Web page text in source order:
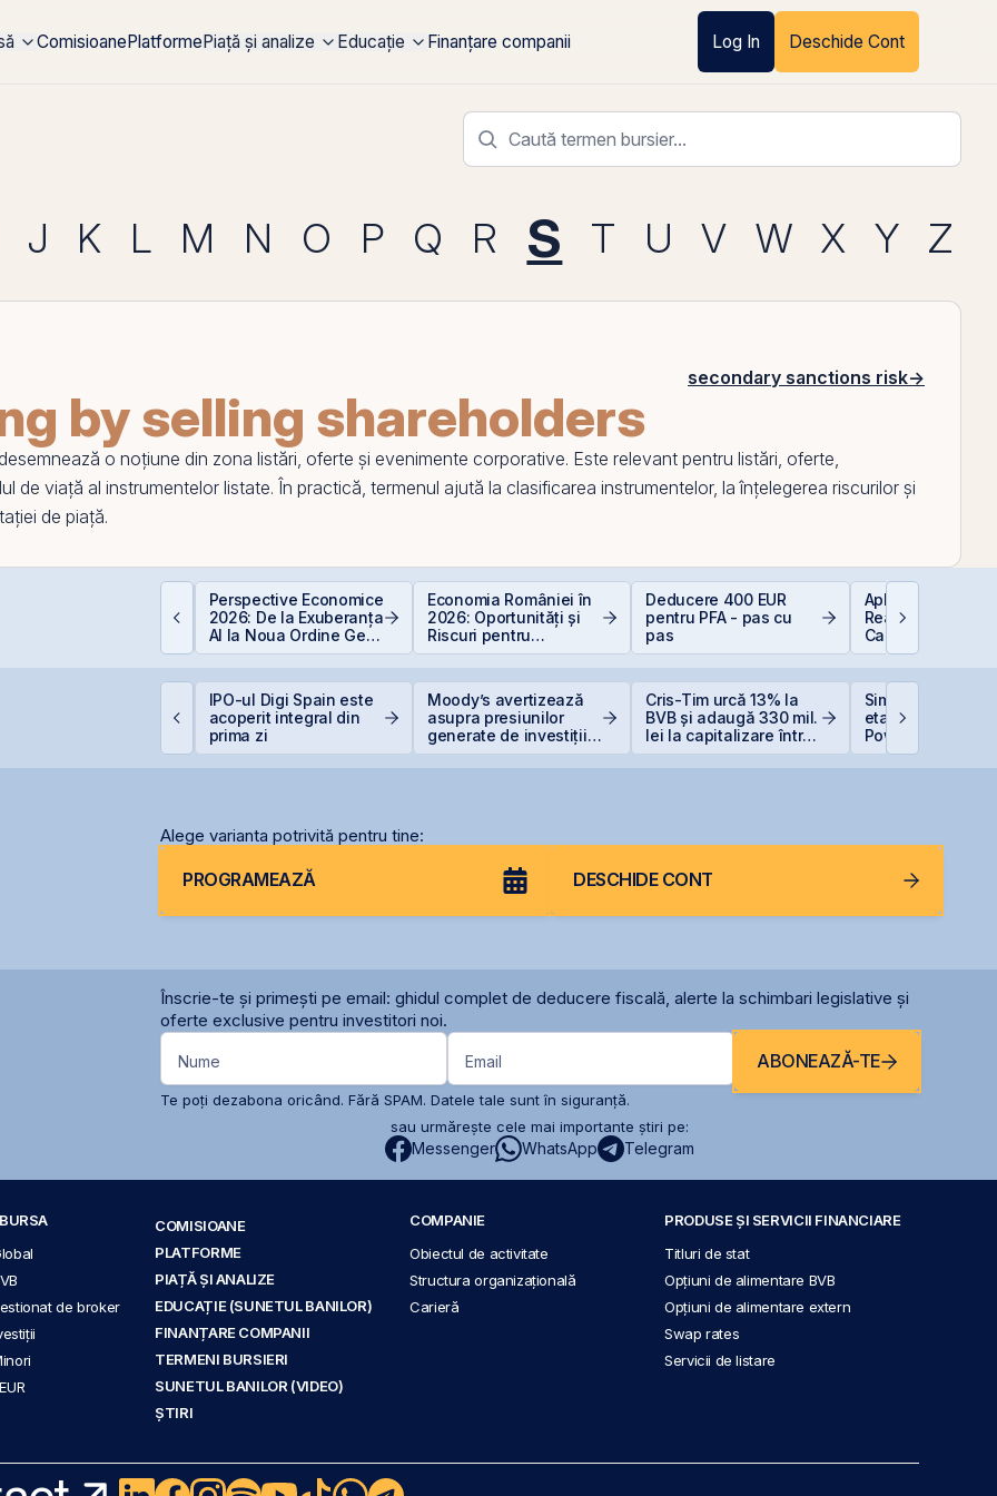
ComisioanePlatformePiață și analize Educație Finanțare companii Log In Deschide Cont
J K L M N O P Q R S T U V W X Y Z
secondary sanctions risk→
by selling shareholders
o noțiune din zona listări, oferte și evenimente corporative. Este relevant pentru listări, oferte,
de viață al instrumentelor listate. În practică, termenul ajută la clasificarea instrumentelor, la înțelegerea riscurilor și
de piață.
Perspective Economice
2026: De la Exuberanța
AI la Noua Ordine Geo-
Economică
Economia României în
2026: Oportunități și
Riscuri pentru
Investitori
Deducere 400 EUR
pentru PFA - pas cu
pas
Aplicații AI în
Reală: 10
Care Transformă
Industriile
IPO-ul Digi Spain este
acoperit integral din
prima zi
Moody’s avertizează
asupra presiunilor
generate de investițiile
Cris-Tim urcă 13% la
BVB și adaugă 330 mil.
lei la capitalizare într-o
Simtel Team
etapizat 14% din
Power pentru
lei și își reduce
Alege varianta potrivită pentru tine:
PROGRAMEAZĂ DESCHIDE CONT
Înscrie-te și primești pe email: ghidul complet de deducere fiscală, alerte la schimbari legislative și
oferte exclusive pentru investitori noi.
Nume Email ABONEAZĂ-TE
Te poți dezabona oricând. Fără SPAM. Datele tale sunt în siguranță.
sau urmărește cele mai importante știri pe:
Messenger WhatsApp Telegram
de broker
COMISIOANE
PLATFORME
PIAȚĂ ȘI ANALIZE
EDUCAȚIE (SUNETUL BANILOR)
FINANȚARE COMPANII
TERMENI BURSIERI
SUNETUL BANILOR (VIDEO)
ȘTIRI
COMPANIE
Obiectul de activitate
Structura organizațională
Carieră
PRODUSE ȘI SERVICII FINANCIARE
Titluri de stat
Opțiuni de alimentare BVB
Opțiuni de alimentare extern
Swap rates
Servicii de listare